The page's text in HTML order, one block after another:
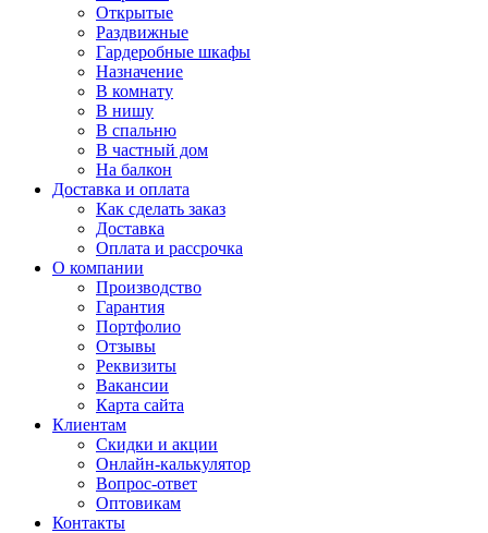
Открытые
Раздвижные
Гардеробные шкафы
Назначение
В комнату
В нишу
В спальню
В частный дом
На балкон
Доставка и оплата
Как сделать заказ
Доставка
Оплата и рассрочка
О компании
Производство
Гарантия
Портфолио
Отзывы
Реквизиты
Вакансии
Карта сайта
Клиентам
Скидки и акции
Онлайн-калькулятор
Вопрос-ответ
Оптовикам
Контакты